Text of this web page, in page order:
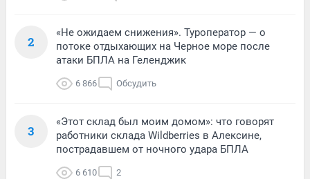
2
«Не ожидаем снижения». Туроператор — о
потоке отдыхающих на Черное море после
атаки БПЛА на Геленджик
6 866 Обсудить
3
«Этот склад был моим домом»: что говорят
работники склада Wildberries в Алексине,
пострадавшем от ночного удара БПЛА
6 610 2